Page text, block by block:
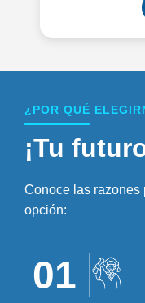
¿POR QUÉ
¡Tu
Conoce las razones
opción:
01